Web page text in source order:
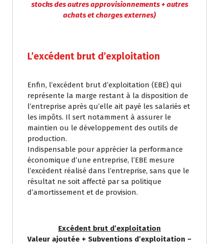
stocks des autres approvisionnements + autres
achats et charges externes)
L’excédent brut d’exploitation
Enfin, l’excédent brut d’exploitation (EBE) qui
représente la marge restant à la disposition de
l’entreprise après qu’elle ait payé les salariés et
les impôts. Il sert notamment à assurer le
maintien ou le développement des outils de
production.
Indispensable pour apprécier la performance
économique d’une entreprise, l’EBE mesure
l’excédent réalisé dans l’entreprise, sans que le
résultat ne soit affecté par sa politique
d’amortissement et de provision.
Excédent brut d’exploitation
Valeur ajoutée + Subventions d’exploitation –